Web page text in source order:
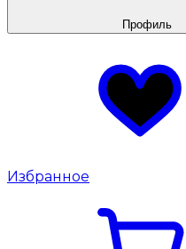
Профиль
Избранное